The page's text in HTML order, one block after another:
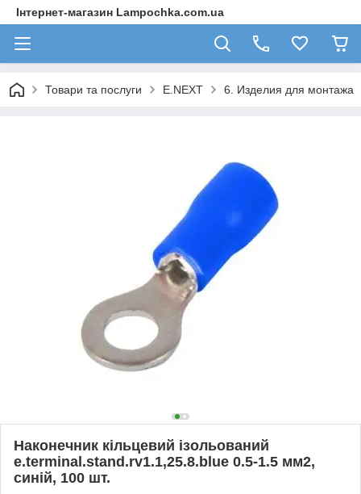
Інтернет-магазин Lampochka.com.ua
Товари та послуги E.NEXT 6. Изделия для монтажа
Наконечник кільцевий ізольований
e.terminal.stand.rv1.1,25.8.blue 0.5-1.5 мм2,
синій, 100 шт.